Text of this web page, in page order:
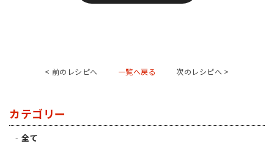
< 前のレシピへ 一覧へ戻る 次のレシピへ >
カテゴリー
全て